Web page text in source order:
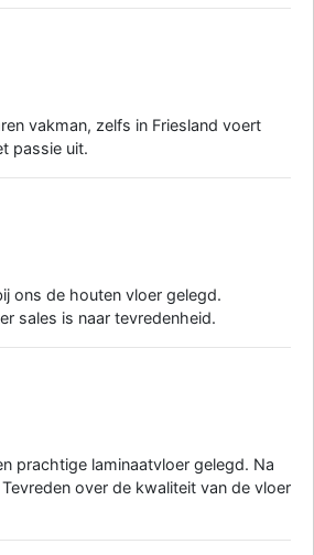
vakman, zelfs in Friesland voert
passie uit.
ons de houten vloer gelegd.
sales is naar tevredenheid.
prachtige laminaatvloer gelegd. Na
over de kwaliteit van de vloer